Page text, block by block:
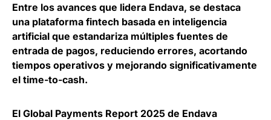
Entre los avances que lidera Endava, se destaca
una plataforma fintech basada en inteligencia
artificial que estandariza múltiples fuentes de
entrada de pagos, reduciendo errores, acortando
tiempos operativos y mejorando significativamente
el time-to-cash.
El Global Payments Report 2025 de Endava